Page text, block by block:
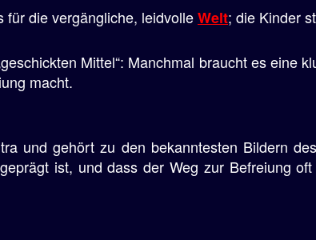
für die vergängliche, leidvolleWelt; die Kinder
Mittel“: Manchmal braucht es eine
macht.
und gehört zu den bekanntesten Bildern
ist, und dass der Weg zur Befreiung